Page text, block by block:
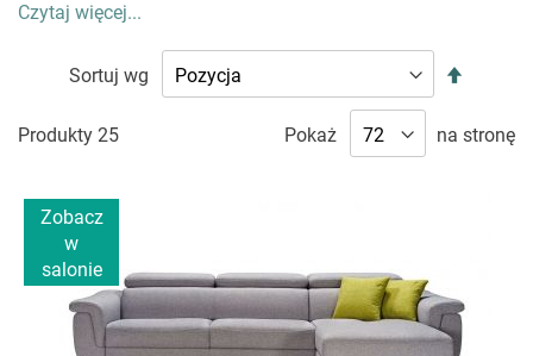
DLACZEGO WARTO WYBRAĆ NAROŻNIK
MATERIAŁOWY?
Narożnik materiałowy to synonim komfortu i
praktyczności, który spełnia oczekiwania najbardziej
Szerokie siedziska,
niezrównaną wygodę,
zastosowane tkaniny są nie tylko przyjazne w dotyku, ale
również łatwe w czyszczeniu, co czyni je idealnym
wyborem do codziennego użytku. Jeśli interesują Cię inne
stylowe opcje, sprawdź również naszesofy materiałowe
Czytaj więcej...
Sortuj wg
Produkty 25 Pokaż na stronę
Zobacz
w
salonie